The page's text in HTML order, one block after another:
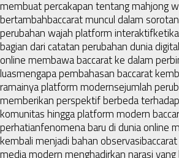
membuat percakapan tentang mahjong
bertambahbaccarat muncul dalam
perubahan wajah platform interaktif
bagian dari catatan perubahan dunia digital
online membawa baccarat ke dalam
luasmengapa pembahasan baccarat
ramainya platform modernsejumlah
memberikan perspektif berbeda
komunitas hingga platform modern
perhatianfenomena baru di dunia online
kembali menjadi bahan observasi
media modern menghadirkan narasi